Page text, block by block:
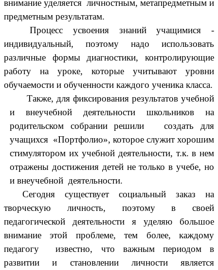
внимание уделяется личностным, метапредметным и
предметным результатам.
Процесс усвоения знаний учащимися -
индивидуальный, поэтому надо использовать
различные формы диагностики, контролирующие
работу на уроке, которые учитывают уровни
обучаемости и обученности каждого ученика класса.
Также, для фиксирования результатов учебной
и внеучебной деятельности школьников на
родительском собрании решили
создать для
учащихся «Портфолио», которое служит хорошим
стимулятором их учебной деятельности, т.к. в нем
отражены достижения детей не только в учебе, но
и внеучебной деятельности.
Сегодня существует социальный заказ на
творческую личность, поэтому в своей
педагогической деятельности я уделяю большое
внимание этой проблеме, тем более, каждому
педагогу известно, что важным периодом в
развитии и становлении личности является